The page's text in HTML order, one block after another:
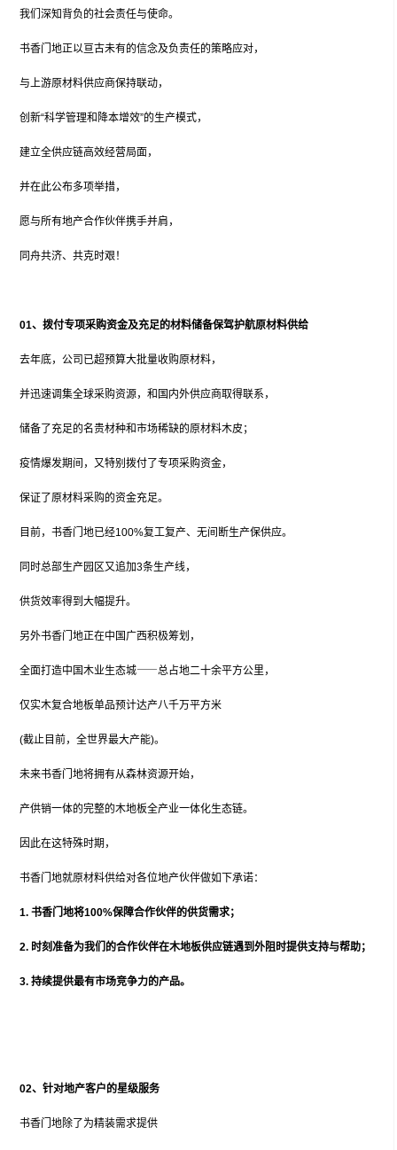
我们深知背负的社会责任与使命。
书香门地正以亘古未有的信念及负责任的策略应对，
与上游原材料供应商保持联动，
创新“科学管理和降本增效”的生产模式，
建立全供应链高效经营局面，
并在此公布多项举措，
愿与所有地产合作伙伴携手并肩，
同舟共济、共克时艰！
01、拨付专项采购资金及充足的材料储备保驾护航原材料供给
去年底，公司已超预算大批量收购原材料，
并迅速调集全球采购资源，和国内外供应商取得联系，
储备了充足的名贵材种和市场稀缺的原材料木皮；
疫情爆发期间，又特别拨付了专项采购资金，
保证了原材料采购的资金充足。
目前，书香门地已经100%复工复产、无间断生产保供应。
同时总部生产园区又追加3条生产线，
供货效率得到大幅提升。
另外书香门地正在中国广西积极筹划，
全面打造中国木业生态城⸺总占地二十余平方公里，
仅实木复合地板单品预计达产八千万平方米
(截止目前，全世界最大产能)。
未来书香门地将拥有从森林资源开始，
产供销一体的完整的木地板全产业一体化生态链。
因此在这特殊时期，
书香门地就原材料供给对各位地产伙伴做如下承诺：
1. 书香门地将100%保障合作伙伴的供货需求；
2. 时刻准备为我们的合作伙伴在木地板供应链遇到外阻时提供支持与帮助；
3. 持续提供最有市场竞争力的产品。
02、针对地产客户的星级服务
书香门地除了为精装需求提供